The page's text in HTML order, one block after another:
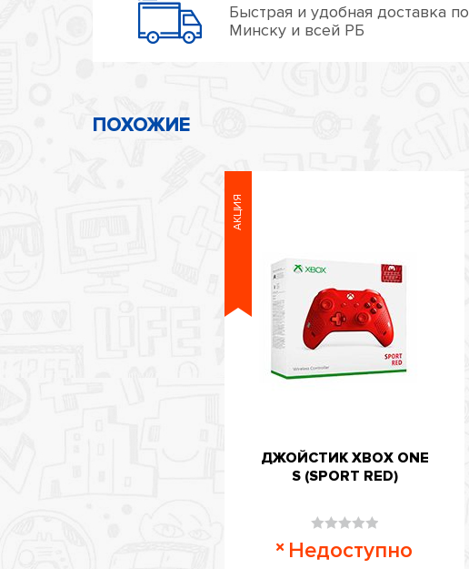
Быстрая и удобная доставка по
Минску и всей РБ
ПОХОЖИЕ
АКЦИЯ
ДЖОЙСТИК XBOX ONE
S (SPORT RED)
0
Недоступно